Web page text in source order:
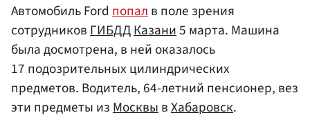
Автомобиль Ford попалв поле зрения
сотрудниковГИБДДКазани5 марта. Машина
была досмотрена, в ней оказалось
17 подозрительных цилиндрических
предметов. Водитель, 64-летний пенсионер, вез
эти предметы изМосквывХабаровск.